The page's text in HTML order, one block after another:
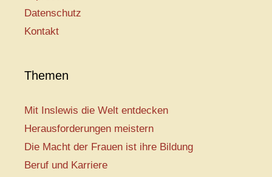
Datenschutz
Kontakt
Themen
Mit Inslewis die Welt entdecken
Herausforderungen meistern
Die Macht der Frauen ist ihre Bildung
Beruf und Karriere